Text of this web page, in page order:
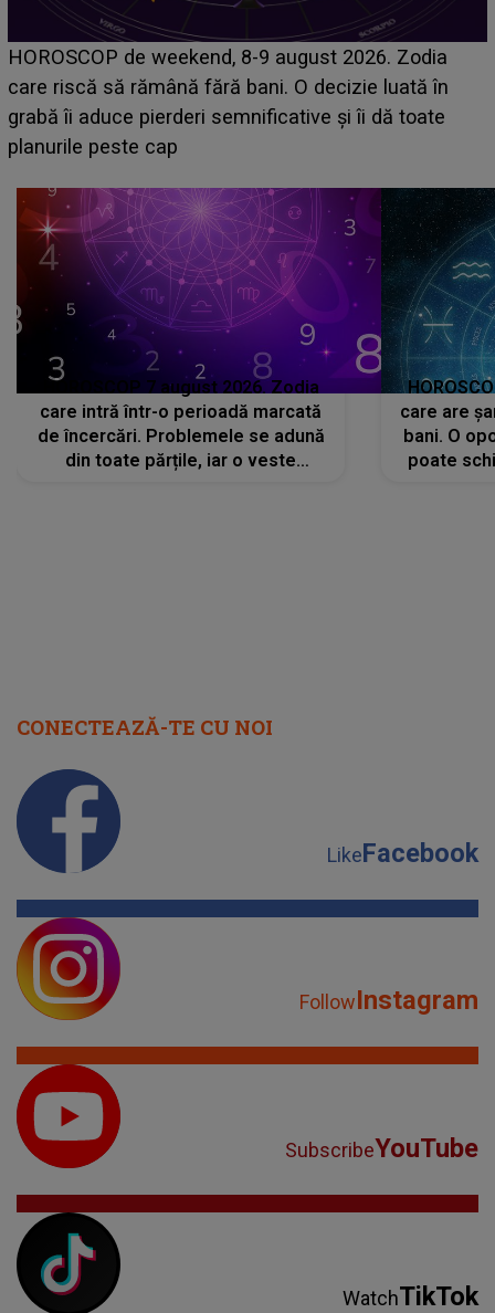
Emanuel a ținut ACEST DETALIU ASCUNS până
acum! În fața Alexandrei, concurentul din Casa Iubirii
face o MĂRTURISIRE NEAȘTEPTATĂ despre mama
sa: "I-am spus și ei în față, eu nu te iubesc pentru
HOROSCOP 7 august 2026. Zodia
care intră într-o perioadă marcată
de încercări. Problemele se adună
din toate părțile, iar o veste
care are
bani. O
poate
CONECTEAZĂ-TE CU NOI
LikeFacebook
FollowInstagram
SubscribeYouTube
WatchTikTok